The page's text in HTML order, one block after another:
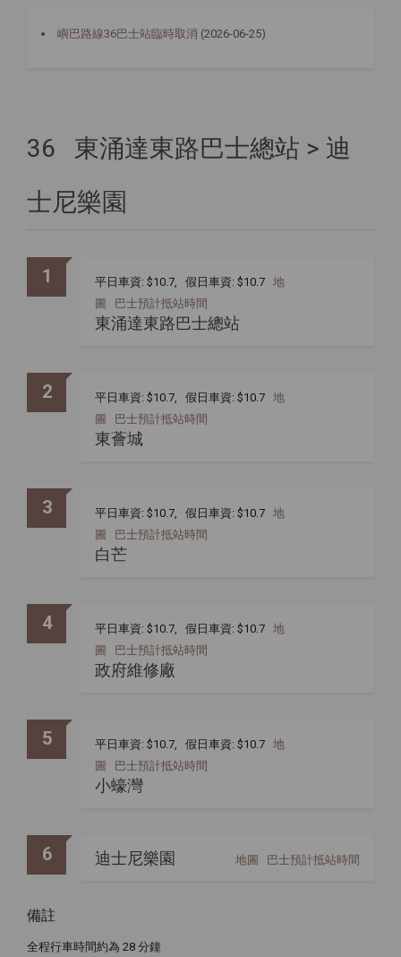
嶼巴路線36巴士站臨時取消 (2026-06-25)
36 東涌達東路巴士總站 > 迪
士尼樂園
1 平日車資: $10.7, 假日車資: $10.7 地
圖
巴士預計抵站時間
東涌達東路巴士總站
2 平日車資: $10.7, 假日車資: $10.7 地
圖
巴士預計抵站時間
東薈城
3 平日車資: $10.7, 假日車資: $10.7 地
圖
巴士預計抵站時間
白芒
4 平日車資: $10.7, 假日車資: $10.7 地
圖
巴士預計抵站時間
政府維修廠
5 平日車資: $10.7, 假日車資: $10.7 地
圖
巴士預計抵站時間
小蠔灣
6 地圖 巴士預計抵站時間
迪士尼樂園
備註
全程行車時間約為 28 分鐘